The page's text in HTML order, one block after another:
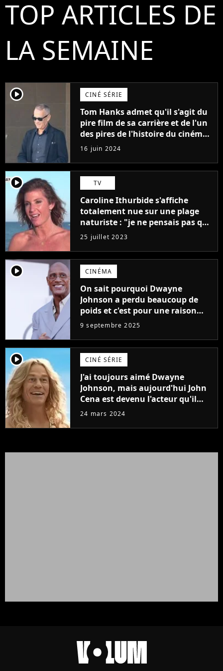
TOP ARTICLES DE
LA SEMAINE
player2 CINÉ SÉRIE
Tom Hanks admet qu'il s'agit du
pire film de sa carrière et de l'un
des pires de l'histoire du cinéma :
"L'un des films les plus
médiocres jamais réalisés"
16 juin 2024
player2 TV
Caroline Ithurbide s'affiche
totalement nue sur une plage
naturiste : "je ne pensais pas que
j'arriverais à le faire..."
25 juillet 2023
player2 CINÉMA
On sait pourquoi Dwayne
Johnson a perdu beaucoup de
poids et c'est pour une raison
importante
9 septembre 2025
player2 CINÉ SÉRIE
J'ai toujours aimé Dwayne
Johnson, mais aujourd'hui John
Cena est devenu l'acteur qu'il
rêvait d'être (et Ricky Stanicky le
24 mars 2024